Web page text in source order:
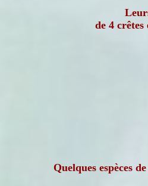
de 4
Quelques espèces de